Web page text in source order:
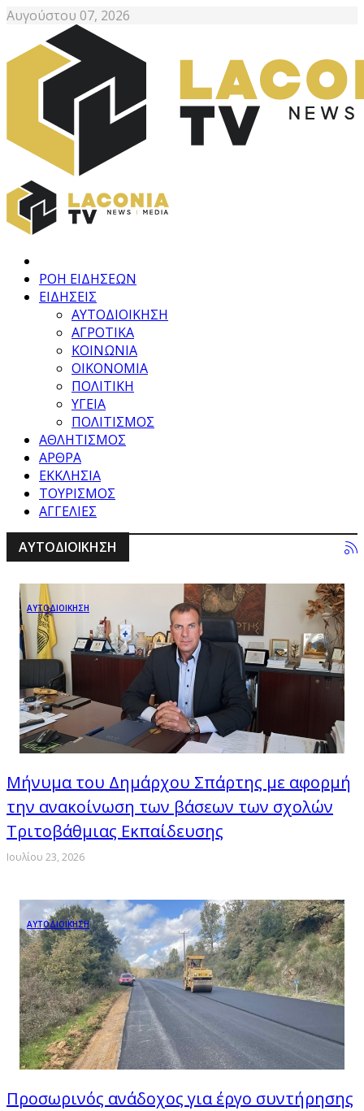
Αυγούστου 07, 2026
ΡΟΗ ΕΙΔΗΣΕΩΝ
ΕΙΔΗΣΕΙΣ
ΑΥΤΟΔΙΟΙΚΗΣΗ
ΑΓΡΟΤΙΚΑ
ΚΟΙΝΩΝΙΑ
ΟΙΚΟΝΟΜΙΑ
ΠΟΛΙΤΙΚΗ
ΥΓΕΙΑ
ΠΟΛΙΤΙΣΜΟΣ
ΑΘΛΗΤΙΣΜΟΣ
ΑΡΘΡΑ
ΕΚΚΛΗΣΙΑ
ΤΟΥΡΙΣΜΟΣ
ΑΓΓΕΛΙΕΣ
ΑΥΤΟΔΙΟΙΚΗΣΗ
ΑΥΤΟΔΙΟΙΚΗΣΗ
Μήνυμα του Δημάρχου Σπάρτης με αφορμή
την ανακοίνωση των βάσεων των σχολών
Τριτοβάθμιας Εκπαίδευσης
Ιουλίου 23, 2026
ΑΥΤΟΔΙΟΙΚΗΣΗ
Προσωρινός ανάδοχος για έργο συντήρησης